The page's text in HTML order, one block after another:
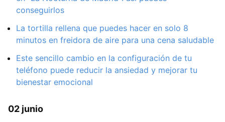
conseguirlos
La tortilla rellena que puedes hacer en solo 8
minutos en freidora de aire para una cena saludable
Este sencillo cambio en la configuración de tu
teléfono puede reducir la ansiedad y mejorar tu
bienestar emocional
02 junio